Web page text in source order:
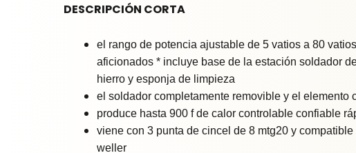
DESCRIPCIÓN CORTA
el rango de potencia ajustable de 5 vatios a 80
aficionados * incluye base de la estación soldador
hierro y esponja de limpieza
el soldador completamente removible y el
produce hasta 900 f de calor controlable confiable
viene con 3 punta de cincel de 8 mtg20 y
weller